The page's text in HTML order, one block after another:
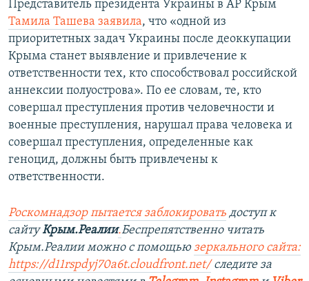
Представитель президента Украины в АР Крым
Тамила Ташева заявила, что «одной из
приоритетных задач Украины после деоккупации
Крыма станет выявление и привлечение к
ответственности тех, кто способствовал российской
аннексии полуострова». По ее словам, те, кто
совершал преступления против человечности и
военные преступления, нарушал права человека и
совершал преступления, определенные как
геноцид, должны быть привлечены к
ответственности.
Роскомнадзор пытается заблокировать доступ к
сайтуКрым.Реалии.Беспрепятственно читать
Крым.Реалии можно с помощью зеркального сайта:
https://d11rspdyj70a6t.cloudfront.net/следите за